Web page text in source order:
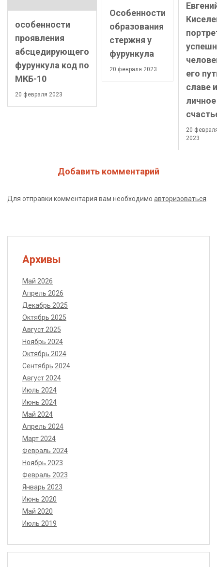
особенности
проявления
абсцедирующего
фурункула код по
МКБ-10
20 февраля 2023
Особенности
образования
стержня у
фурункула
20 февраля 2023
его
славе и
личное
20
2023
Добавить комментарий
Для отправки комментария вам необходимо авторизоваться
Архивы
Май 2026
Апрель 2026
Декабрь 2025
Октябрь 2025
Август 2025
Ноябрь 2024
Октябрь 2024
Сентябрь 2024
Август 2024
Июль 2024
Июнь 2024
Май 2024
Апрель 2024
Март 2024
Февраль 2024
Ноябрь 2023
Февраль 2023
Январь 2023
Июнь 2020
Май 2020
Июль 2019